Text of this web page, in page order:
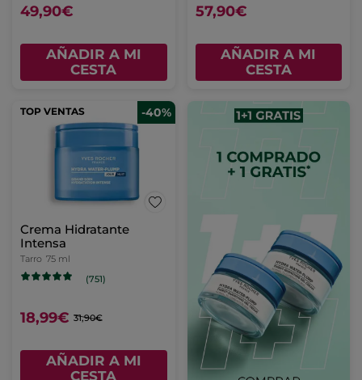
49,90€
AÑADIR A MI
CESTA
57,90€
AÑADIR A MI
CESTA
TOP VENTAS -40%
Crema Hidratante
Intensa
Tarro 75 ml
(751)
18,99€ 31,90€
AÑADIR A MI
CESTA